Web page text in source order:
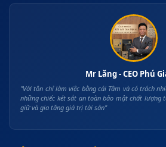
Mr Lăng - CEO Phú
"Với tôn chỉ làm việc bằng cái Tâm và có trách
những chiếc két sắt an toàn bảo mật chất lượng
giữ và gia tăng giá trị tài sản"